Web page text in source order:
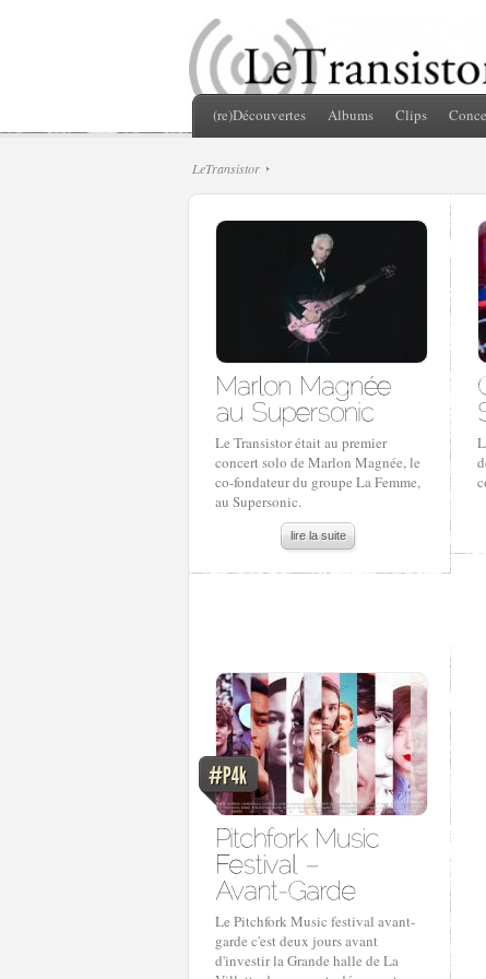
(re)Découvertes Albums Clips
LeTransistor
Le Transistor était au premier
concert solo de Marlon Magnée, le
co-fondateur du groupe La Femme,
au Supersonic.
lire la suite
Le Pitchfork Music festival avant-
garde c'est deux jours avant
d'investir la Grande halle de La